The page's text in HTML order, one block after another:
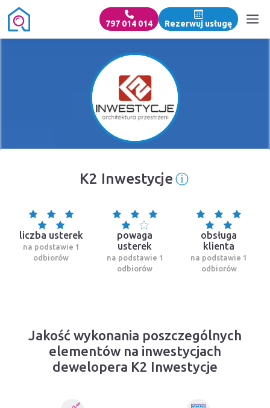
797 014 014 Rezerwuj usługę
K2 InwestycjeⓘInformacja o
liczba usterek
na podstawie 1
odbiorów
powaga
usterek
na podstawie 1
odbiorów
obsługa
klienta
na podstawie 1
odbiorów
Jakość wykonania poszczególnych
elementów na inwestycjach
dewelopera K2 Inwestycje